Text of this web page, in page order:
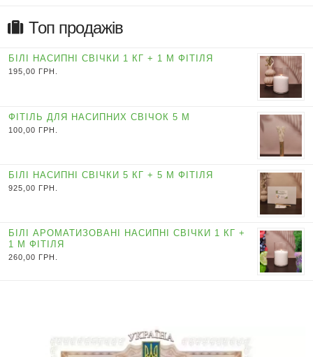
Топ продажів
БІЛІ НАСИПНІ СВІЧКИ 1 КГ + 1 М ФІТІЛЯ
195,00 ГРН.
ФІТІЛЬ ДЛЯ НАСИПНИХ СВІЧОК 5 М
100,00 ГРН.
БІЛІ НАСИПНІ СВІЧКИ 5 КГ + 5 М ФІТІЛЯ
925,00 ГРН.
БІЛІ АРОМАТИЗОВАНІ НАСИПНІ СВІЧКИ 1 КГ +
1 М ФІТІЛЯ
260,00 ГРН.